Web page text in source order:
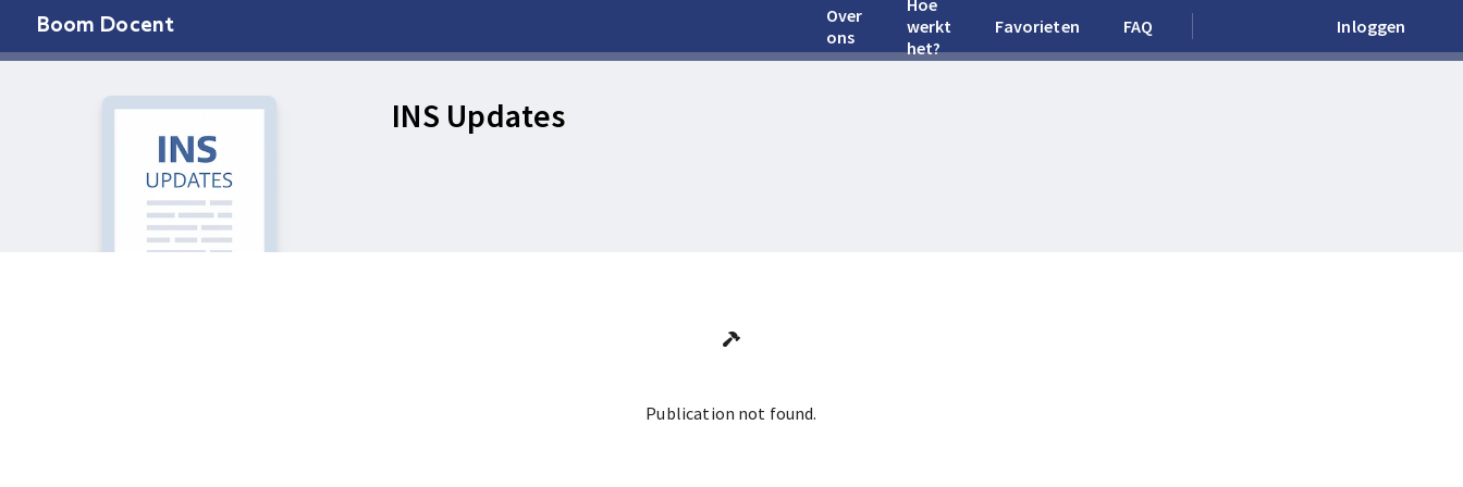
Boom Docent
Over
ons
Hoe
werkt
het?
Favorieten FAQ Inloggen
INS Updates
Publication not found.